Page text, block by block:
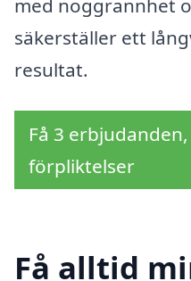
med noggrannhet
säkerställer ett
resultat.
Få 3
förpliktelser
Få alltid